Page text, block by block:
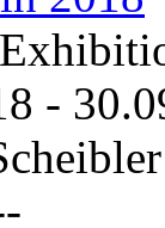
-